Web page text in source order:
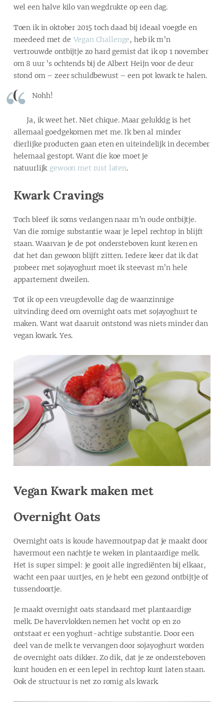
wel een halve kilo van wegdrukte op een dag.
Toen ik in oktober 2015 toch daad bij ideaal voegde en
meedeed met de Vegan Challenge, heb ik m’n
vertrouwde ontbijtje zo hard gemist dat ik op 1 november
om 8 uur ’s ochtends bij de Albert Heijn voor de deur
stond om – zeer schuldbewust – een pot kwark te halen.
Nohh!
Ja, ik weet het. Niet chique. Maar gelukkig is het
allemaal goedgekomen met me. Ik ben al minder
dierlijke producten gaan eten en uiteindelijk in december
helemaal gestopt. Want die koe moet je
natuurlijk gewoon met rust laten.
Kwark Cravings
Toch bleef ik soms verlangen naar m’n oude ontbijtje.
Van die romige substantie waar je lepel rechtop in blijft
staan. Waarvan je de pot ondersteboven kunt keren en
dat het dan gewoon blijft zitten. Iedere keer dat ik dat
probeer met sojayoghurt moet ik steevast m’n hele
appartement dweilen.
Tot ik op een vreugdevolle dag de waanzinnige
uitvinding deed om overnight oats met sojayoghurt te
maken. Want wat daaruit ontstond was niets minder dan
vegan kwark. Yes.
Vegan Kwark maken met
Overnight Oats
Overnight oats is koude havermoutpap dat je maakt door
havermout een nachtje te weken in plantaardige melk.
Het is super simpel: je gooit alle ingrediënten bij elkaar,
wacht een paar uurtjes, en je hebt een gezond ontbijtje of
tussendoortje.
Je maakt overnight oats standaard met plantaardige
melk. De havervlokken nemen het vocht op en zo
ontstaat er een yoghurt-achtige substantie. Door een
deel van de melk te vervangen door sojayoghurt worden
de overnight oats dikker. Zo dik, dat je ze ondersteboven
kunt houden en er een lepel in rechtop kunt laten staan.
Ook de structuur is net zo romig als kwark.